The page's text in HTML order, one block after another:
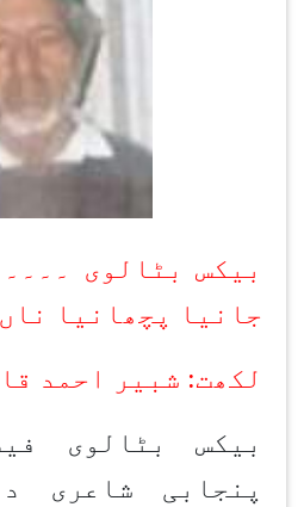
بیکس بٹالوی
جانیا پچھانیا ناں
لکھت: شبیر احمد
بیکس بٹالوی
پنجابی شاعری